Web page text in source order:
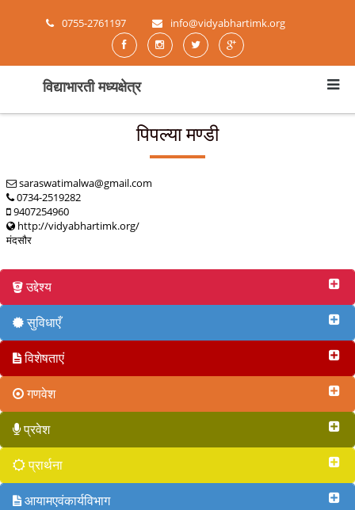
0755-2761197 info@vidyabhartimk.org
विद्याभारती मध्यक्षेत्र
पिपल्या मण्डी
saraswatimalwa@gmail.com
0734-2519282
9407254960
http://vidyabhartimk.org/
मंदसौर
उद्देश्य
सुविधाएँ
विशेषताएं
गणवेश
प्रवेश
प्रार्थना
आयामएवंकार्यविभाग